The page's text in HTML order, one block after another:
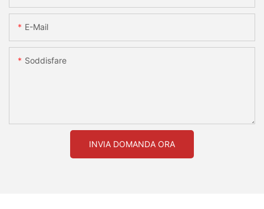
E-Mail
Soddisfare
INVIA DOMANDA ORA